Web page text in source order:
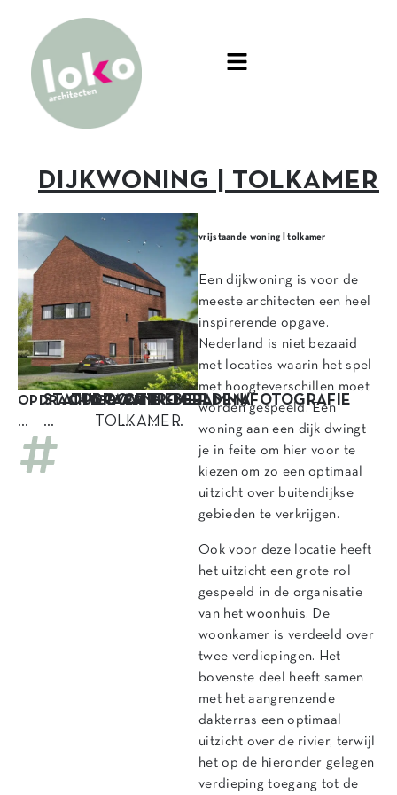
DIJKWONING | TOLKAMER
vrijstaande woning | tolkamer
Een dijkwoning is voor de
meeste architecten een heel
inspirerende opgave.
Nederland is niet bezaaid
met locaties waarin het spel
met hoogteverschillen moet
worden gespeeld. Een
woning aan een dijk dwingt
je in feite om hier voor te
kiezen om zo een optimaal
uitzicht over buitendijkse
gebieden te verkrijgen.
Ook voor deze locatie heeft
het uitzicht een grote rol
gespeeld in de organisatie
van het woonhuis. De
woonkamer is verdeeld over
twee verdiepingen. Het
bovenste deel heeft samen
met het aangrenzende
dakterras een optimaal
uitzicht over de rivier, terwijl
het op de hieronder gelegen
verdieping toegang tot de
OPDRACHTGEVER
…
STATUS
…
OPDRACHT
LOCATIE
TOLKAMER
AANNEMER
…
PROGRAMMA
…
BEELDEN/FOTOGRAFIE
…